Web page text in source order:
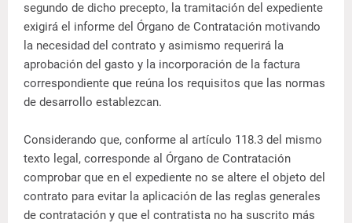
segundo de dicho precepto, la tramitación del expediente
exigirá el informe del Órgano de Contratación motivando
la necesidad del contrato y asimismo requerirá la
aprobación del gasto y la incorporación de la factura
correspondiente que reúna los requisitos que las normas
de desarrollo establezcan.
Considerando que, conforme al artículo 118.3 del mismo
texto legal, corresponde al Órgano de Contratación
comprobar que en el expediente no se altere el objeto del
contrato para evitar la aplicación de las reglas generales
de contratación y que el contratista no ha suscrito más